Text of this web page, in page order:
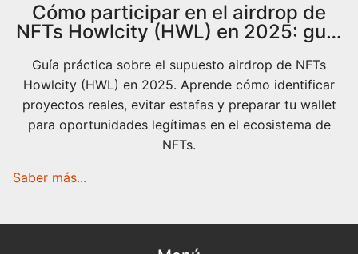
Cómo participar en el airdrop de
NFTs Howlcity (HWL) en 2025: guía
Guía práctica sobre el supuesto airdrop de NFTs
Howlcity (HWL) en 2025. Aprende cómo identificar
proyectos reales, evitar estafas y preparar tu wallet
para oportunidades legítimas en el ecosistema de
NFTs.
Saber más...